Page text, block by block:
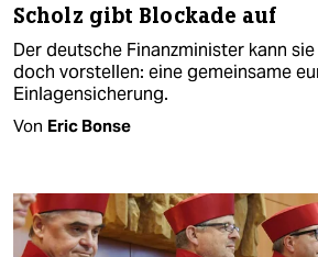
Scholz gibt Blockade auf
Der deutsche Finanzminister kann
doch vorstellen: eine gemeinsame
Einlagensicherung.
Von Eric Bonse